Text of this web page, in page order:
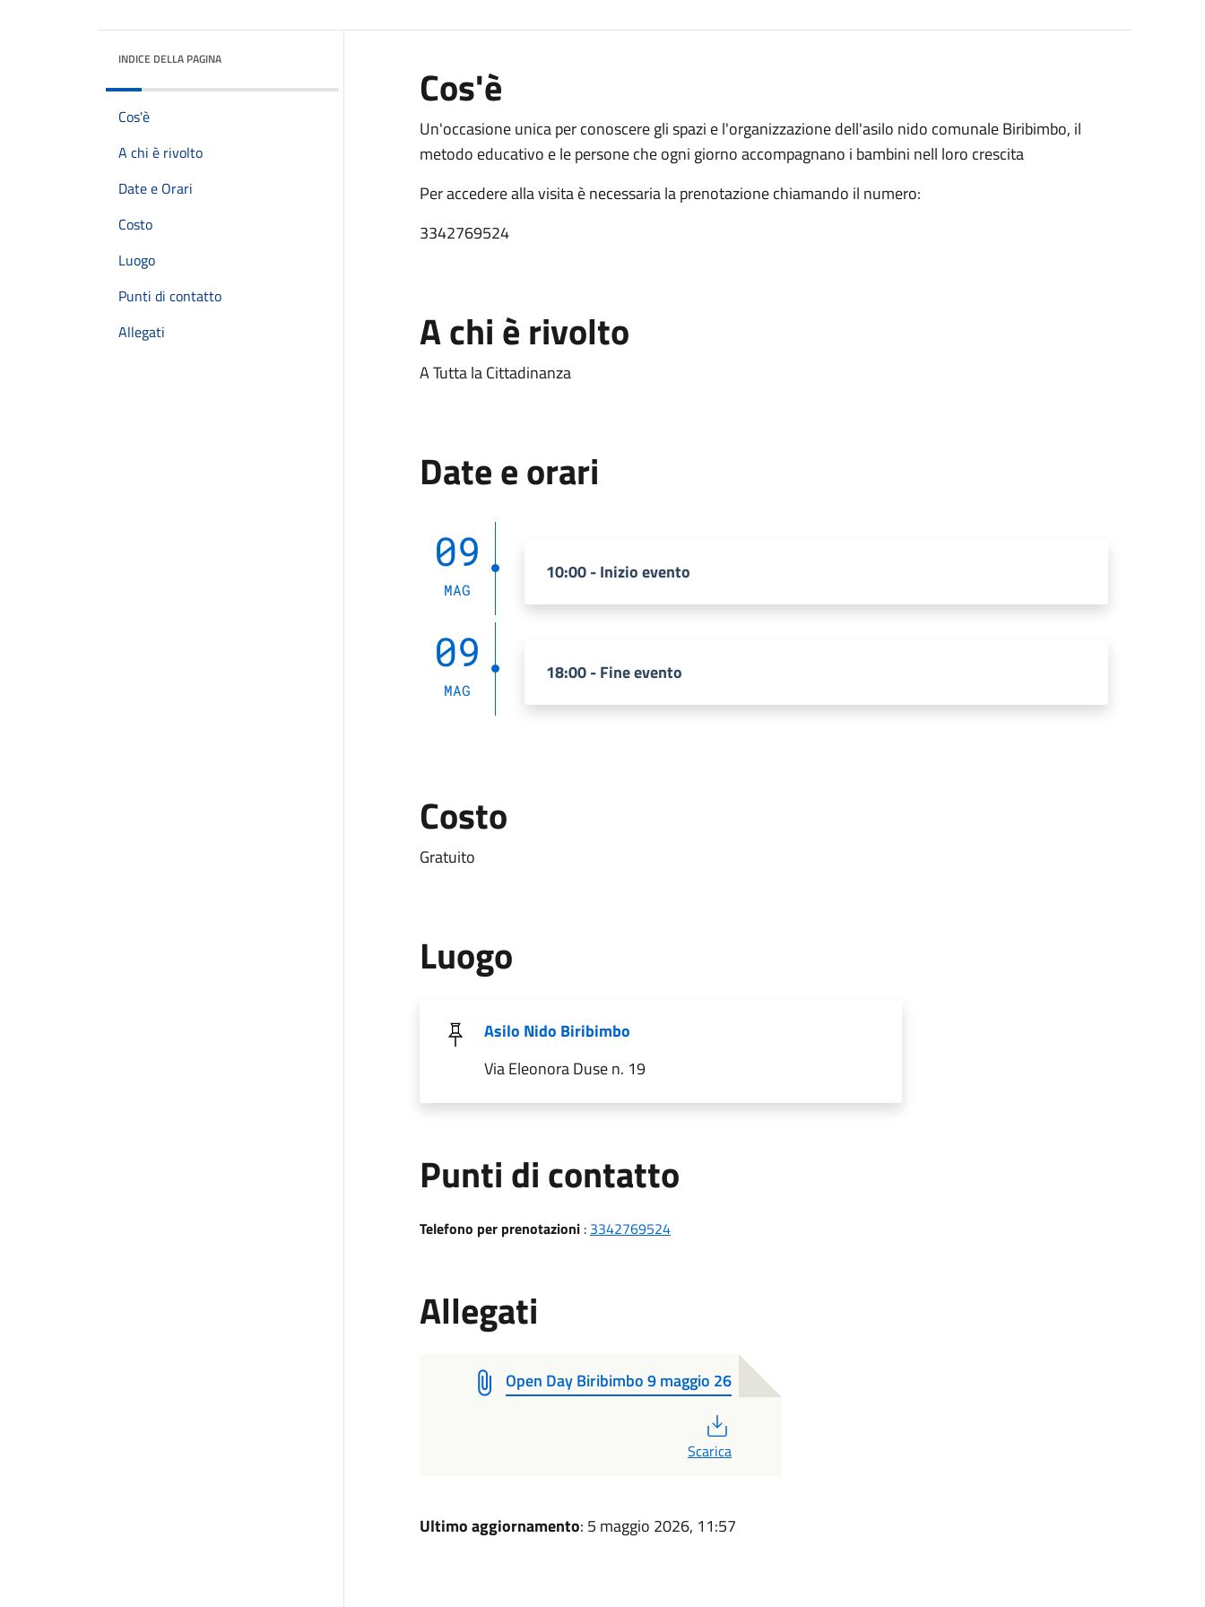
INDICE DELLA PAGINA
Cos'è
A chi è rivolto
Date e Orari
Costo
Luogo
Punti di contatto
Allegati
Cos'è
Un'occasione unica per conoscere gli spazi e l'organizzazione dell'asilo nido comunale Biribimbo, il
metodo educativo e le persone che ogni giorno accompagnano i bambini nell loro crescita
Per accedere alla visita è necessaria la prenotazione chiamando il numero:
3342769524
A chi è rivolto
A Tutta la Cittadinanza
Date e orari
09
MAG
10:00 - Inizio evento
09
MAG
18:00 - Fine evento
Costo
Gratuito
Luogo
Asilo Nido Biribimbo
Via Eleonora Duse n. 19
Punti di contatto
Telefono per prenotazioni: 3342769524
Allegati
Open Day Biribimbo 9 maggio 26
Scarica
Ultimo aggiornamento: 5 maggio 2026, 11:57